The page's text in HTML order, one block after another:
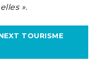
».
TOURISME